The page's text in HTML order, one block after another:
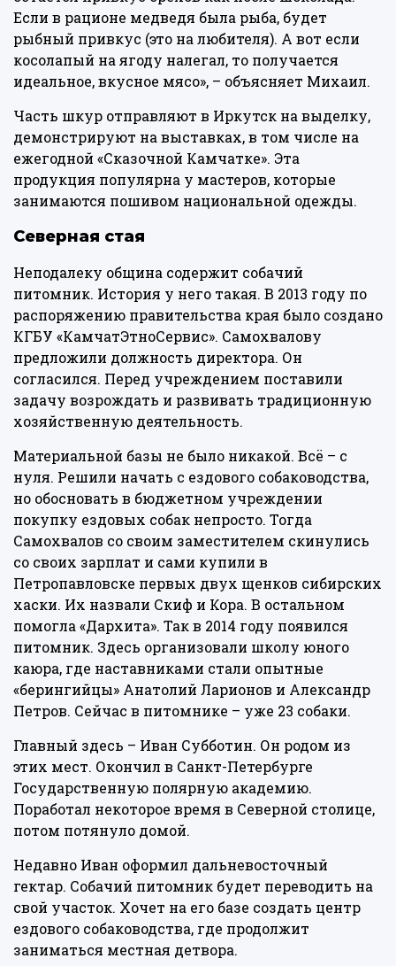
Если в рационе медведя была рыба, будет
рыбный привкус (это на любителя). А вот если
косолапый на ягоду налегал, то получается
идеальное, вкусное мясо», – объясняет Михаил.
Часть шкур отправляют в Иркутск на выделку,
демонстрируют на выставках, в том числе на
ежегодной «Сказочной Камчатке». Эта
продукция популярна у мастеров, которые
занимаются пошивом национальной одежды.
Северная стая
Неподалеку община содержит собачий
питомник. История у него такая. В 2013 году по
распоряжению правительства края было создано
КГБУ «КамчатЭтноСервис». Самохвалову
предложили должность директора. Он
согласился. Перед учреждением поставили
задачу возрождать и развивать традиционную
хозяйственную деятельность.
Материальной базы не было никакой. Всё – с
нуля. Решили начать с ездового собаководства,
но обосновать в бюджетном учреждении
покупку ездовых собак непросто. Тогда
Самохвалов со своим заместителем скинулись
со своих зарплат и сами купили в
Петропавловске первых двух щенков сибирских
хаски. Их назвали Скиф и Кора. В остальном
помогла «Дархита». Так в 2014 году появился
питомник. Здесь организовали школу юного
каюра, где наставниками стали опытные
«берингийцы» Анатолий Ларионов и Александр
Петров. Сейчас в питомнике – уже 23 собаки.
Главный здесь – Иван Субботин. Он родом из
этих мест. Окончил в Санкт-Петербурге
Государственную полярную академию.
Поработал некоторое время в Северной столице,
потом потянуло домой.
Недавно Иван оформил дальневосточный
гектар. Собачий питомник будет переводить на
свой участок. Хочет на его базе создать центр
ездового собаководства, где продолжит
заниматься местная детвора.